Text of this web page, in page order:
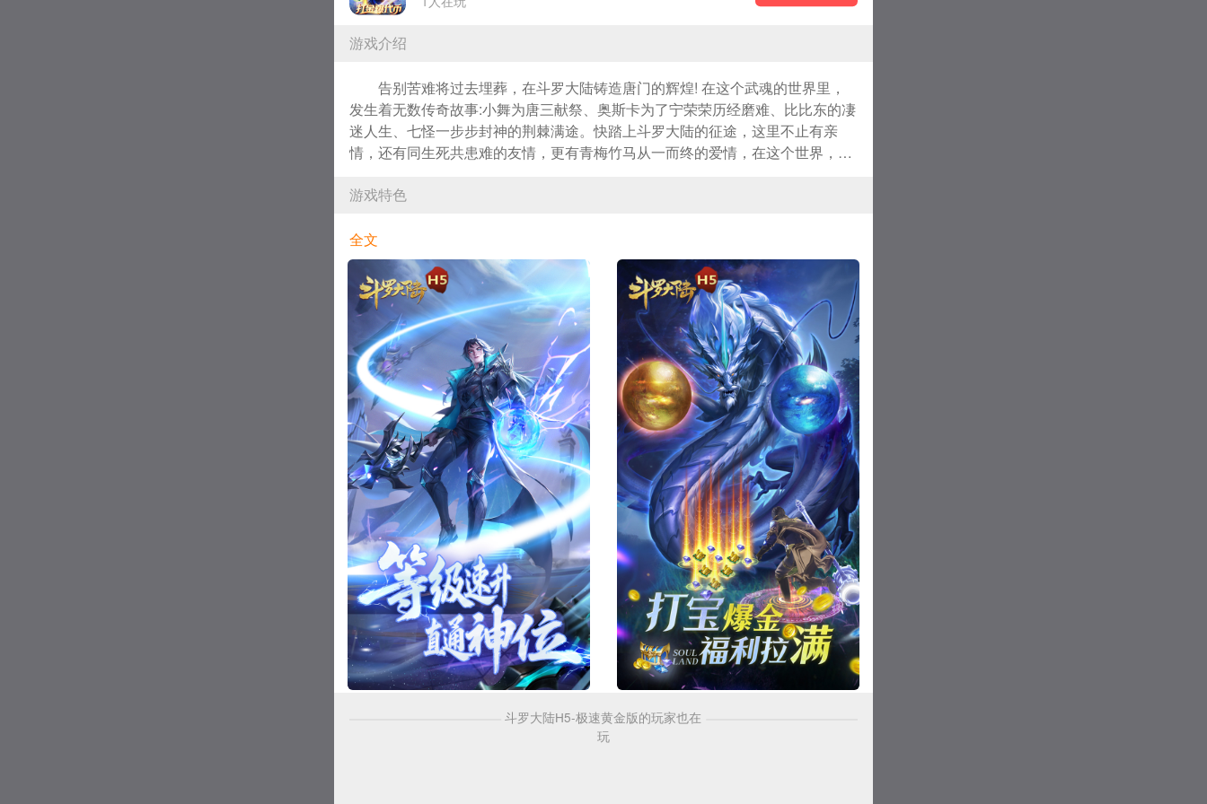
游戏介绍
告别苦难将过去埋葬，在斗罗大陆铸造唐门的辉煌! 在这个武魂的世界里，
发生着无数传奇故事:小舞为唐三献祭、奥斯卡为了宁荣荣历经磨难、比比东的凄
迷人生、七怪一步步封神的荆棘满途。快踏上斗罗大陆的征途，这里不止有亲
情，还有同生死共患难的友情，更有青梅竹马从一而终的爱情，在这个世界，你
游戏特色
全文
斗罗大陆H5-极速黄金版的玩家也在
玩